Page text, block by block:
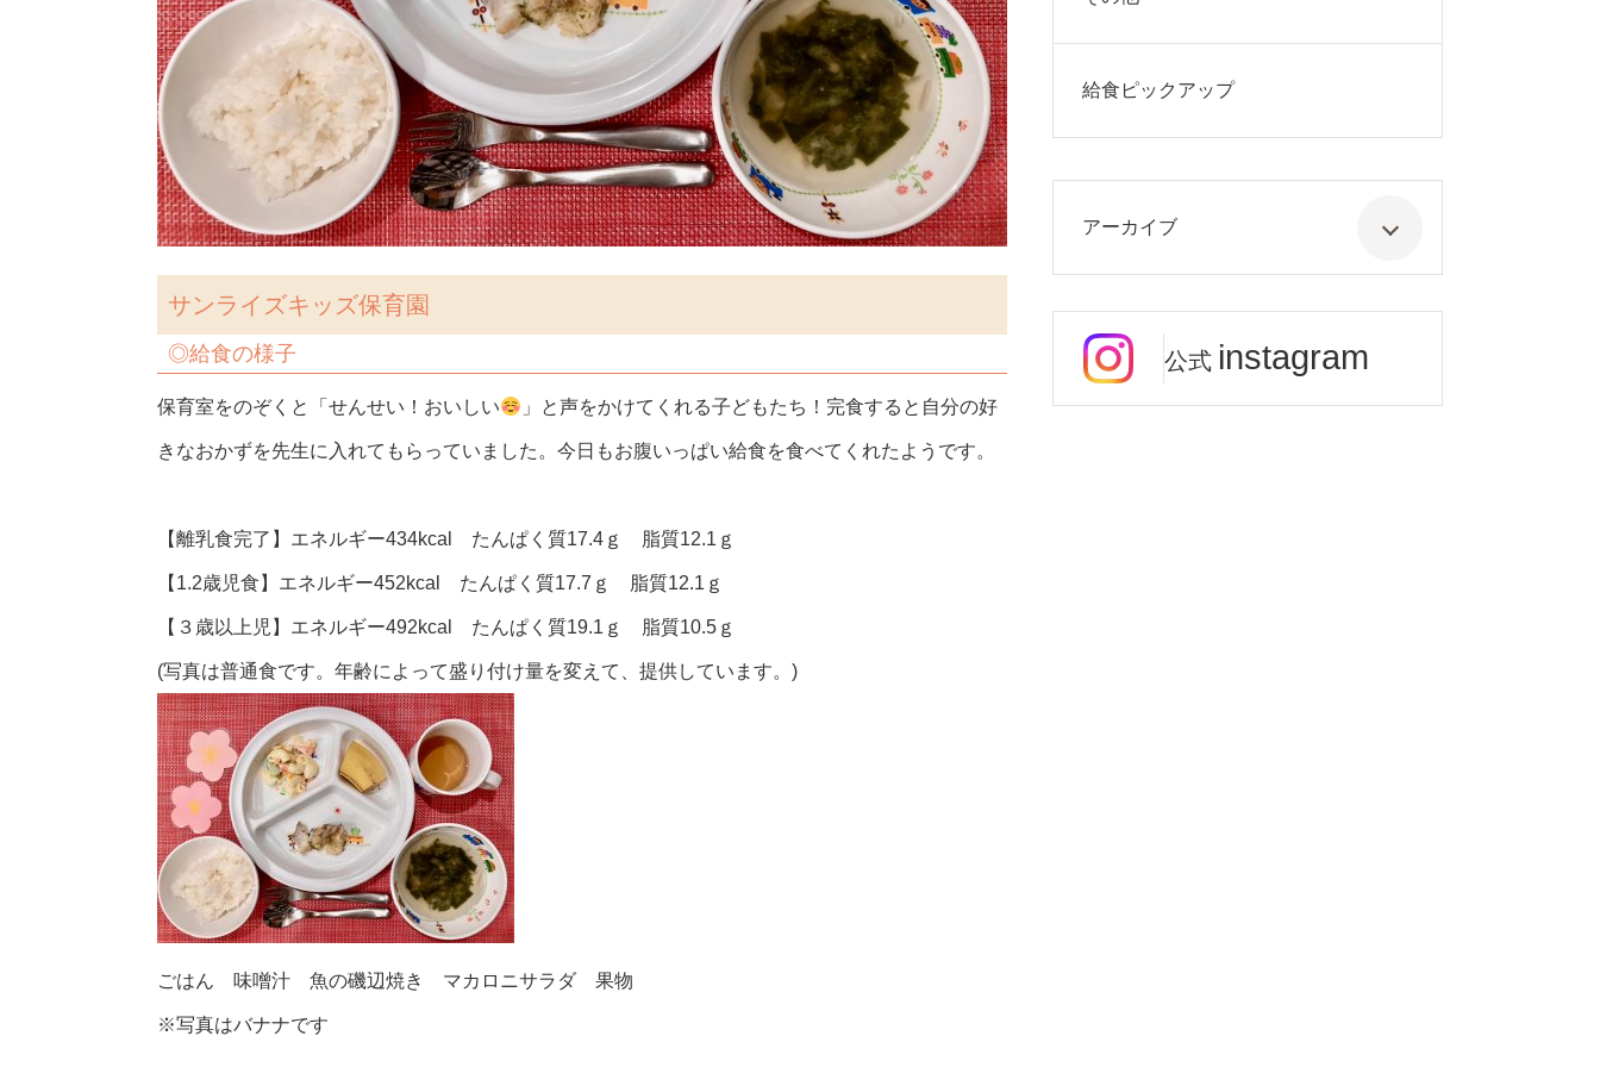
サンライズキッズ保育園
◎給食の様子
保育室をのぞくと「せんせい！おいしい 」と声をかけてくれる子どもたち！完食すると自分の好
きなおかずを先生に入れてもらっていました。今日もお腹いっぱい給食を食べてくれたようです。
【離乳食完了】エネルギー434kcal たんぱく質17.4ｇ 脂質12.1ｇ
【1.2歳児食】エネルギー452kcal たんぱく質17.7ｇ 脂質12.1ｇ
【３歳以上児】エネルギー492kcal たんぱく質19.1ｇ 脂質10.5ｇ
(写真は普通食です。年齢によって盛り付け量を変えて、提供しています。)
ごはん 味噌汁 魚の磯辺焼き マカロニサラダ 果物
※写真はバナナです
給食ピックアップ
アーカイブ
公式 instagram